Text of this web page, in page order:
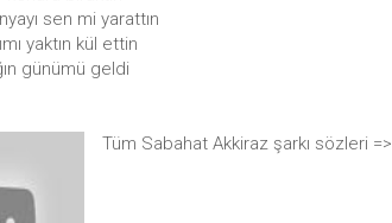
sen mi yarattın
yaktın kül ettin
günümü geldi
Tüm Sabahat Akkiraz şarkı sözleri =>